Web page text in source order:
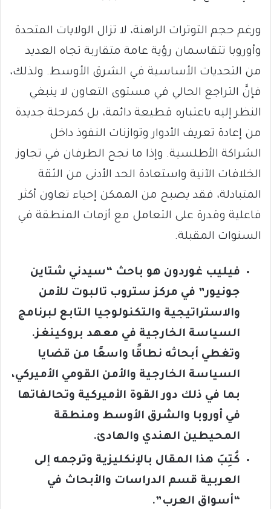
ورغم حجم التوترات الراهنة، لا تزال الولايات المتحدة
وأوروبا تتقاسمان رؤية عامة متقاربة تجاه العديد
من التحديات الأساسية في الشرق الأوسط. ولذلك،
فإنَّ التراجع الحالي في مستوى التعاون لا ينبغي
النظر إليه باعتباره قطيعة دائمة، بل كمرحلة جديدة
من إعادة تعريف الأدوار وتوازنات النفوذ داخل
الشراكة الأطلسية. وإذا ما نجح الطرفان في تجاوز
الخلافات الآنية واستعادة الحد الأدنى من الثقة
المتبادلة، فقد يصبح من الممكن إحياء تعاون أكثر
فاعلية وقدرة على التعامل مع أزمات المنطقة في
السنوات المقبلة.
فيليب غوردون هو باحث “سيدني شتاين
جونيور” في مركز ستروب تالبوت للأمن
والاستراتيجية والتكنولوجيا التابع لبرنامج
السياسة الخارجية في معهد بروكينغز.
وتغطي أبحاثه نطاقًا واسعًا من قضايا
السياسة الخارجية والأمن القومي الأميركي،
بما في ذلك دور القوة الأميركية وتحالفاتها
في أوروبا والشرق الأوسط ومنطقة
المحيطين الهندي والهادئ.
كُتِبَ هذا المقال بالإنكليزية وترجمه إلى
العربية قسم الدراسات والأبحاث في
“أسواق العرب”.